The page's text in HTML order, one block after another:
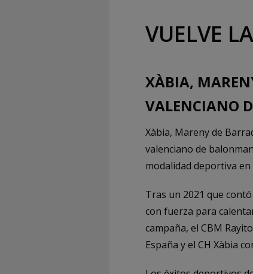
VUELVE
XÀBIA,
VALENCIANO
Xàbia, Mareny de
valenciano de
modalidad deportiva
Tras un 2021 que
con fuerza para
campaña, el CBM
España y el CH Xàbia